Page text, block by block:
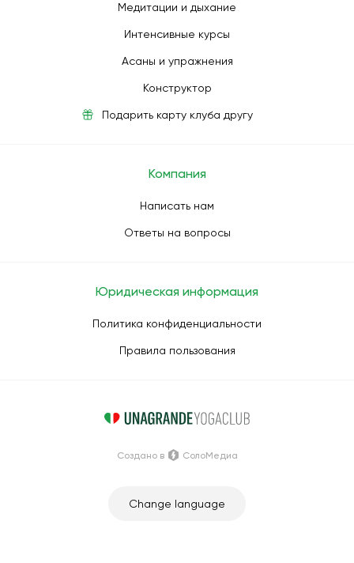
Медитации и дыхание
Интенсивные курсы
Асаны и упражнения
Конструктор
Подарить карту клуба другу
Компания
Написать нам
Ответы на вопросы
Юридическая информация
Политика конфиденциальности
Правила пользования
Change language
Создано в СолоМедиа